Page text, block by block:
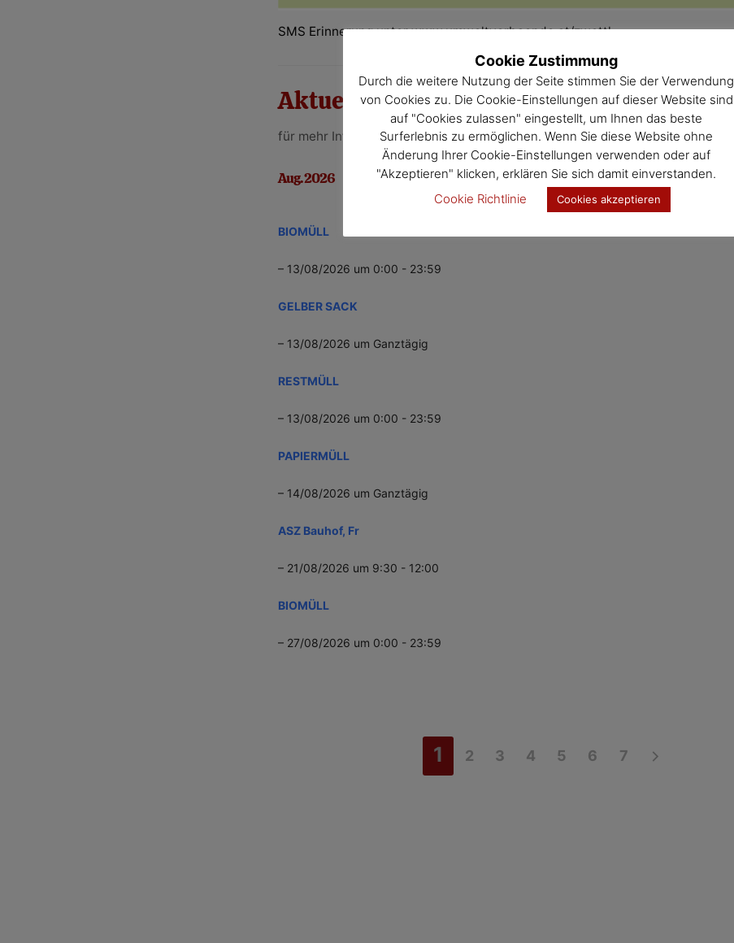
SMS Erinnerung unter www.umweltverbaende.at/zwettl
Aktuelle Termine
für mehr Information auf die schwarze Schrift beim jeweiligen Termin klicken.
Aug. 2026
BIOMÜLL
– 13/08/2026 um 0:00 - 23:59
GELBER SACK
– 13/08/2026 um Ganztägig
RESTMÜLL
– 13/08/2026 um 0:00 - 23:59
PAPIERMÜLL
– 14/08/2026 um Ganztägig
ASZ Bauhof, Fr
– 21/08/2026 um 9:30 - 12:00
BIOMÜLL
– 27/08/2026 um 0:00 - 23:59
1 2 3 4 5 6 7
Cookie Zustimmung
Durch die weitere Nutzung der Seite stimmen Sie der Verwendung
von Cookies zu. Die Cookie-Einstellungen auf dieser Website sind
auf "Cookies zulassen" eingestellt, um Ihnen das beste
Surferlebnis zu ermöglichen. Wenn Sie diese Website ohne
Änderung Ihrer Cookie-Einstellungen verwenden oder auf
"Akzeptieren" klicken, erklären Sie sich damit einverstanden.
Cookie Richtlinie
Cookies akzeptieren